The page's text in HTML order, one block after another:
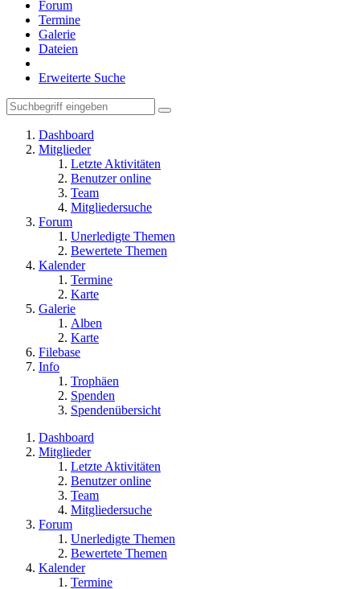
Forum
Termine
Galerie
Dateien
Erweiterte Suche
Dashboard
Mitglieder
Letzte Aktivitäten
Benutzer online
Team
Mitgliedersuche
Forum
Unerledigte Themen
Bewertete Themen
Kalender
Termine
Karte
Galerie
Alben
Karte
Filebase
Info
Trophäen
Spenden
Spendenübersicht
Dashboard
Mitglieder
Letzte Aktivitäten
Benutzer online
Team
Mitgliedersuche
Forum
Unerledigte Themen
Bewertete Themen
Kalender
Termine